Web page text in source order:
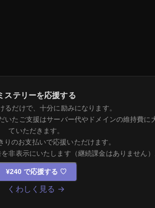
ステリーを応援する
るだけで、十分に励みになります。
いたご支援はサーバー代やドメインの維持費に
ていただきます。
りのお支払いで応援いただけます。
非表示にいたします（継続課金はありません）
¥240 で応援する ♡
くわしく見る →